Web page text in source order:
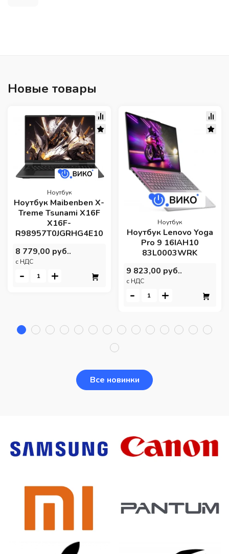
Новые товары
Ноутбук
Ноутбук Maibenben X-
Treme Tsunami X16F
X16F-
R98957T0JGRHG4E10
8 779,00 руб..
c НДС
- +
Ноутбук
Ноутбук Lenovo Yoga
Pro 9 16IAH10
83L0003WRK
9 823,00 руб..
c НДС
- +
Все новинки